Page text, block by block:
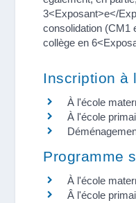
3<Exposant>e</
consolidation (CM1
collège en
Inscription à
À l'école
À l'école
Programme
À l'école
Â l'école